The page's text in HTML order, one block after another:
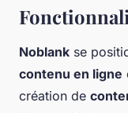
Noblank se
contenu en ligne
création de